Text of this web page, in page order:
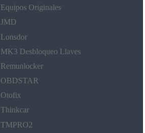
Equipos Originales
JMD
Lonsdor
MK3 Desbloqueo Llaves
Remunlocker
OBDSTAR
Otofix
Thinkcar
TMPRO2